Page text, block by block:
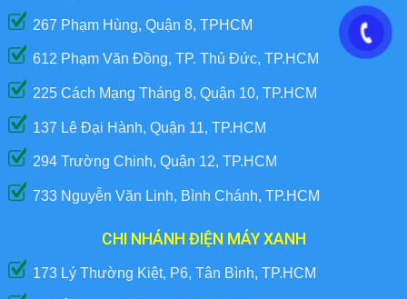
267 Phạm Hùng, Quận 8, TPHCM
612 Phạm Văn Đồng, TP. Thủ Đức, TP.HCM
225 Cách Mạng Tháng 8, Quận 10, TP.HCM
137 Lê Đại Hành, Quận 11, TP.HCM
294 Trường Chinh, Quận 12, TP.HCM
733 Nguyễn Văn Linh, Bình Chánh, TP.HCM
CHI NHÁNH ĐIỆN MÁY XANH
173 Lý Thường Kiệt, P6, Tân Bình, TP.HCM